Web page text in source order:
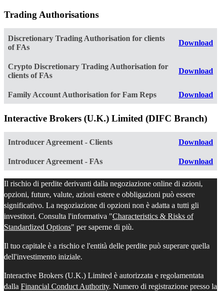
Trading Authorisations
Discretionary Trading Authorisation for clients
of FAs
Download
Crypto Discretionary Trading Authorisation for
clients of FAs
Download
Family Account Authorisation for Fam Reps Download
Interactive Brokers (U.K.) Limited (DIFC Branch)
Introducer Agreement - Clients Download
Introducer Agreement - FAs Download
Il rischio di perdite derivanti dalla negoziazione online di azioni,
opzioni, future, valute, azioni estere e obbligazioni può essere
significativo. La negoziazione di opzioni non è adatta a tutti gli
investitori. Consulta l'informativa "Characteristics & Risks of
Standardized Options" per saperne di più.
Il tuo capitale è a rischio e l'entità delle perdite può superare quella
dell'investimento iniziale.
Interactive Brokers (U.K.) Limited è autorizzata e regolamentata
dalla Financial Conduct Authority. Numero di registrazione presso la